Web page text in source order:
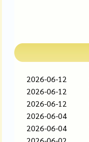
2026-06-12
2026-06-12
2026-06-12
2026-06-04
2026-06-04